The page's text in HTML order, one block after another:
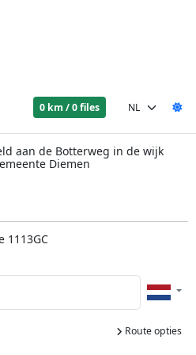
0 km / 0 files
aan de Botterweg in de wijk
Diemen
1113GC
Route opties